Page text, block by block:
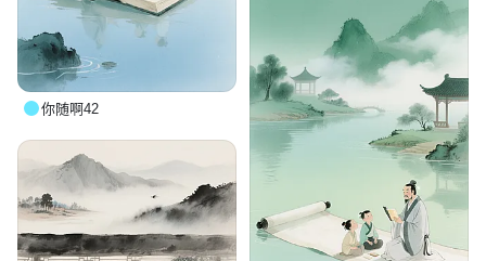
你随啊42